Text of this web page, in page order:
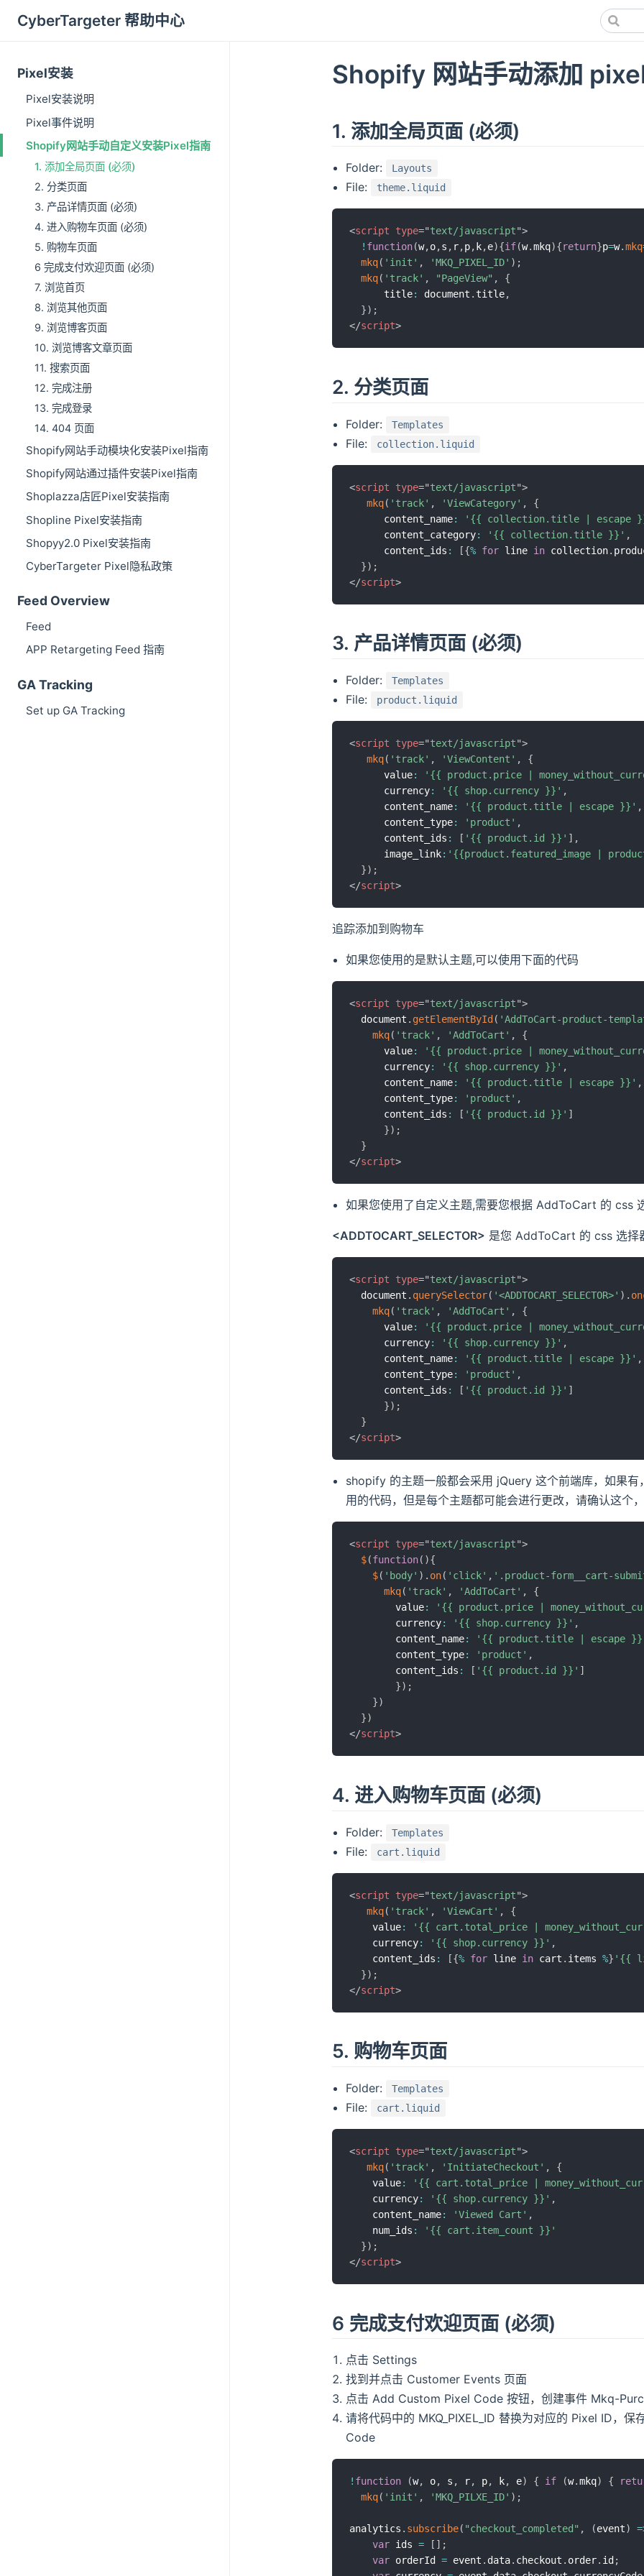
CyberTargeter 帮助中心
Pixel安装
Pixel安装说明
Pixel事件说明
Shopify网站手动自定义安装Pixel指南
1. 添加全局页面 (必须)
2. 分类页面
3. 产品详情页面 (必须)
4. 进入购物车页面 (必须)
5. 购物车页面
6 完成支付欢迎页面 (必须)
7. 浏览首页
8. 浏览其他页面
9. 浏览博客页面
10. 浏览博客文章页面
11. 搜索页面
12. 完成注册
13. 完成登录
14. 404 页面
Shopify网站手动模块化安装Pixel指南
Shopify网站通过插件安装Pixel指南
Shoplazza店匠Pixel安装指南
Shopline Pixel安装指南
Shopyy2.0 Pixel安装指南
CyberTargeter Pixel隐私政策
Feed Overview
Feed
APP Retargeting Feed 指南
GA Tracking
Set up GA Tracking
Shopify 网站手动添加
1. 添加全局页面 (必须)
Folder: Layouts
File: theme.liquid
<script type="text/javascript">
! function(w,o,s , r,p, k,e){if(w.mkq){return}p=w.mkq
mkq( 'init' , 'MKQ_PIXEL_ID' ) ;
mkq( 'track' , "PageView" ,
{
      title
: document . title,
}) ;
</script>
2. 分类页面
Folder: Templates
File: collection.liquid
<script type="text/javascript">
mkq( 'track' , 'ViewCategory' ,
{
      content_name
: '{{ collection.title | escape
      content_category
: '{{ collection.title }}' ,
      content_ids
: [{% for line in collection.
}) ;
</script>
3. 产品详情页面 (必须)
Folder: Templates
File: product.liquid
<script type="text/javascript">
mkq( 'track' , 'ViewContent' ,
{
      value
: '{{ product.price |
      currency
: '{{ shop.currency }}' ,
      content_name
: '{{ product.title | escape }}' ,
      content_type
: 'product' ,
      content_ids
: [ '{{ product.id }}' ] ,
      image_link
: '{{product.featured_image |
}) ;
</script>
追踪添加到购物车
如果您使用的是默认主题,可以使用下面的代码
<script type="text/javascript">
  document
. getElementById ( 'AddToCart-product-
mkq( 'track' , 'AddToCart' ,
{
      value
: '{{ product.price |
      currency
: '{{ shop.currency }}' ,
      content_name
: '{{ product.title | escape }}' ,
      content_type
: 'product' ,
      content_ids
: [ '{{ product.id }}' ]
}) ;
}
</script>
如果您使用了自定义主题,需要您根据 AddToCart 的 css
<ADDTOCART_SELECTOR> 是您 AddToCart 的 css 选择
<script type="text/javascript">
  document
. querySelector( '<ADDTOCART_SELECTOR>' ) .
mkq( 'track' , 'AddToCart' ,
{
      value
: '{{ product.price |
      currency
: '{{ shop.currency }}' ,
      content_name
: '{{ product.title | escape }}' ,
      content_type
: 'product' ,
      content_ids
: [ '{{ product.id }}' ]
}) ;
}
</script>
shopify 的主题一般都会采用 jQuery 这个前端库，如果有
用的代码，但是每个主题都可能会进行更改，请确认这个
<script type="text/javascript">
$(function( ){
$( 'body' ) . on( 'click' , '.product-form__cart-
mkq( 'track' , 'AddToCart' ,
{
        value
: '{{ product.price |
        currency
: '{{ shop.currency }}' ,
        content_name
: '{{ product.title | escape
        content_type
: 'product' ,
        content_ids
: [ '{{ product.id }}' ]
}) ;
})
})
</script>
4. 进入购物车页面 (必须)
Folder: Templates
File: cart.liquid
<script type="text/javascript">
mkq( 'track' , 'ViewCart' ,
{
    value
: '{{ cart.total_price |
    currency
: '{{ shop.currency }}' ,
    content_ids
: [{% for line in cart . items %} '{{
}) ;
</script>
5. 购物车页面
Folder: Templates
File: cart.liquid
<script type="text/javascript">
mkq( 'track' , 'InitiateCheckout' ,
{
    value
: '{{ cart.total_price |
    currency
: '{{ shop.currency }}' ,
    content_name
: 'Viewed Cart' ,
    num_ids
:
'{{ cart.item_count }}'
}) ;
</script>
6 完成支付欢迎页面 (必须)
点击 Settings
找到并点击 Customer Events 页面
点击 Add Custom Pixel Code 按钮，创建事件 Mkq-
请将代码中的 MKQ_PIXEL_ID 替换为对应的 Pixel ID，
Code
! function (w, o, s , r, p, k, e) { if (w.mkq) {
mkq( 'init' , 'MKQ_PILXE_ID' ) ;
analytics . subscribe( "checkout_completed" , (event)
var ids = [ ] ;
var orderId = event . data. checkout . order. id ;